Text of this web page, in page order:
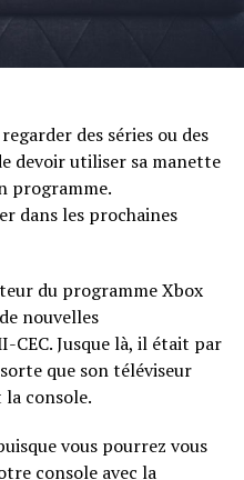
des séries ou des
devoir utiliser sa manette
programme.
dans les prochaines
du programme Xbox
nouvelles
Jusque là, il était par
que son téléviseur
la console.
vous pourrez vous
console avec la